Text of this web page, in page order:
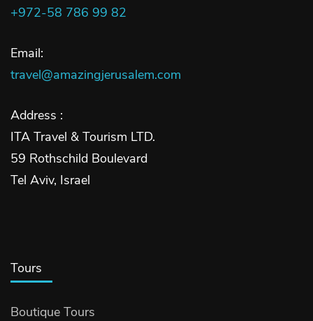
+972-58 786 99 82
Email:
travel@amazingjerusalem.com
Address :
ITA Travel & Tourism LTD.
59 Rothschild Boulevard
Tel Aviv, Israel
Tours
Boutique Tours